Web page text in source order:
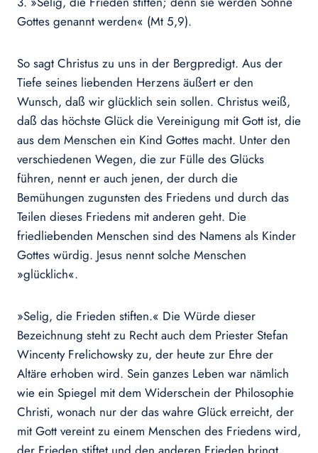
Gottes genannt werden« (Mt 5,9).
So sagt Christus zu uns in der Bergpredigt. Aus der
Tiefe seines liebenden Herzens äußert er den
Wunsch, daß wir glücklich sein sollen. Christus weiß,
daß das höchste Glück die Vereinigung mit Gott ist, die
aus dem Menschen ein Kind Gottes macht. Unter den
verschiedenen Wegen, die zur Fülle des Glücks
führen, nennt er auch jenen, der durch die
Bemühungen zugunsten des Friedens und durch das
Teilen dieses Friedens mit anderen geht. Die
friedliebenden Menschen sind des Namens als Kinder
Gottes würdig. Jesus nennt solche Menschen
»glücklich«.
»Selig, die Frieden stiften.« Die Würde dieser
Bezeichnung steht zu Recht auch dem Priester Stefan
Wincenty Frelichowsky zu, der heute zur Ehre der
Altäre erhoben wird. Sein ganzes Leben war nämlich
wie ein Spiegel mit dem Widerschein der Philosophie
Christi, wonach nur der das wahre Glück erreicht, der
mit Gott vereint zu einem Menschen des Friedens wird,